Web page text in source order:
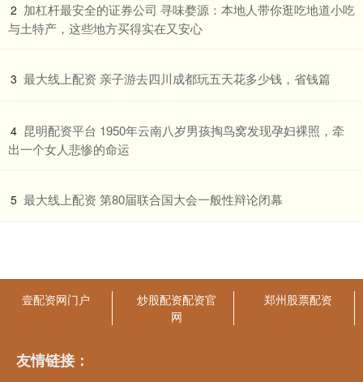
2 ​加杠杆最安全的证券公司 寻味婺源：本地人带你逛吃地道小吃
与土特产，这些地方买得实在又安心
3 ​最大线上配资 亲子游去四川成都玩五天花多少钱，省钱篇
4 ​昆明配资平台 1950年云南八岁男孩掏鸟窝发现孕妇裸照，牵
出一个女人悲惨的命运
5 ​最大线上配资 第80届联合国大会一般性辩论闭幕
壹配资网门户
炒股配资配资官
网
郑州股票配资
友情链接：